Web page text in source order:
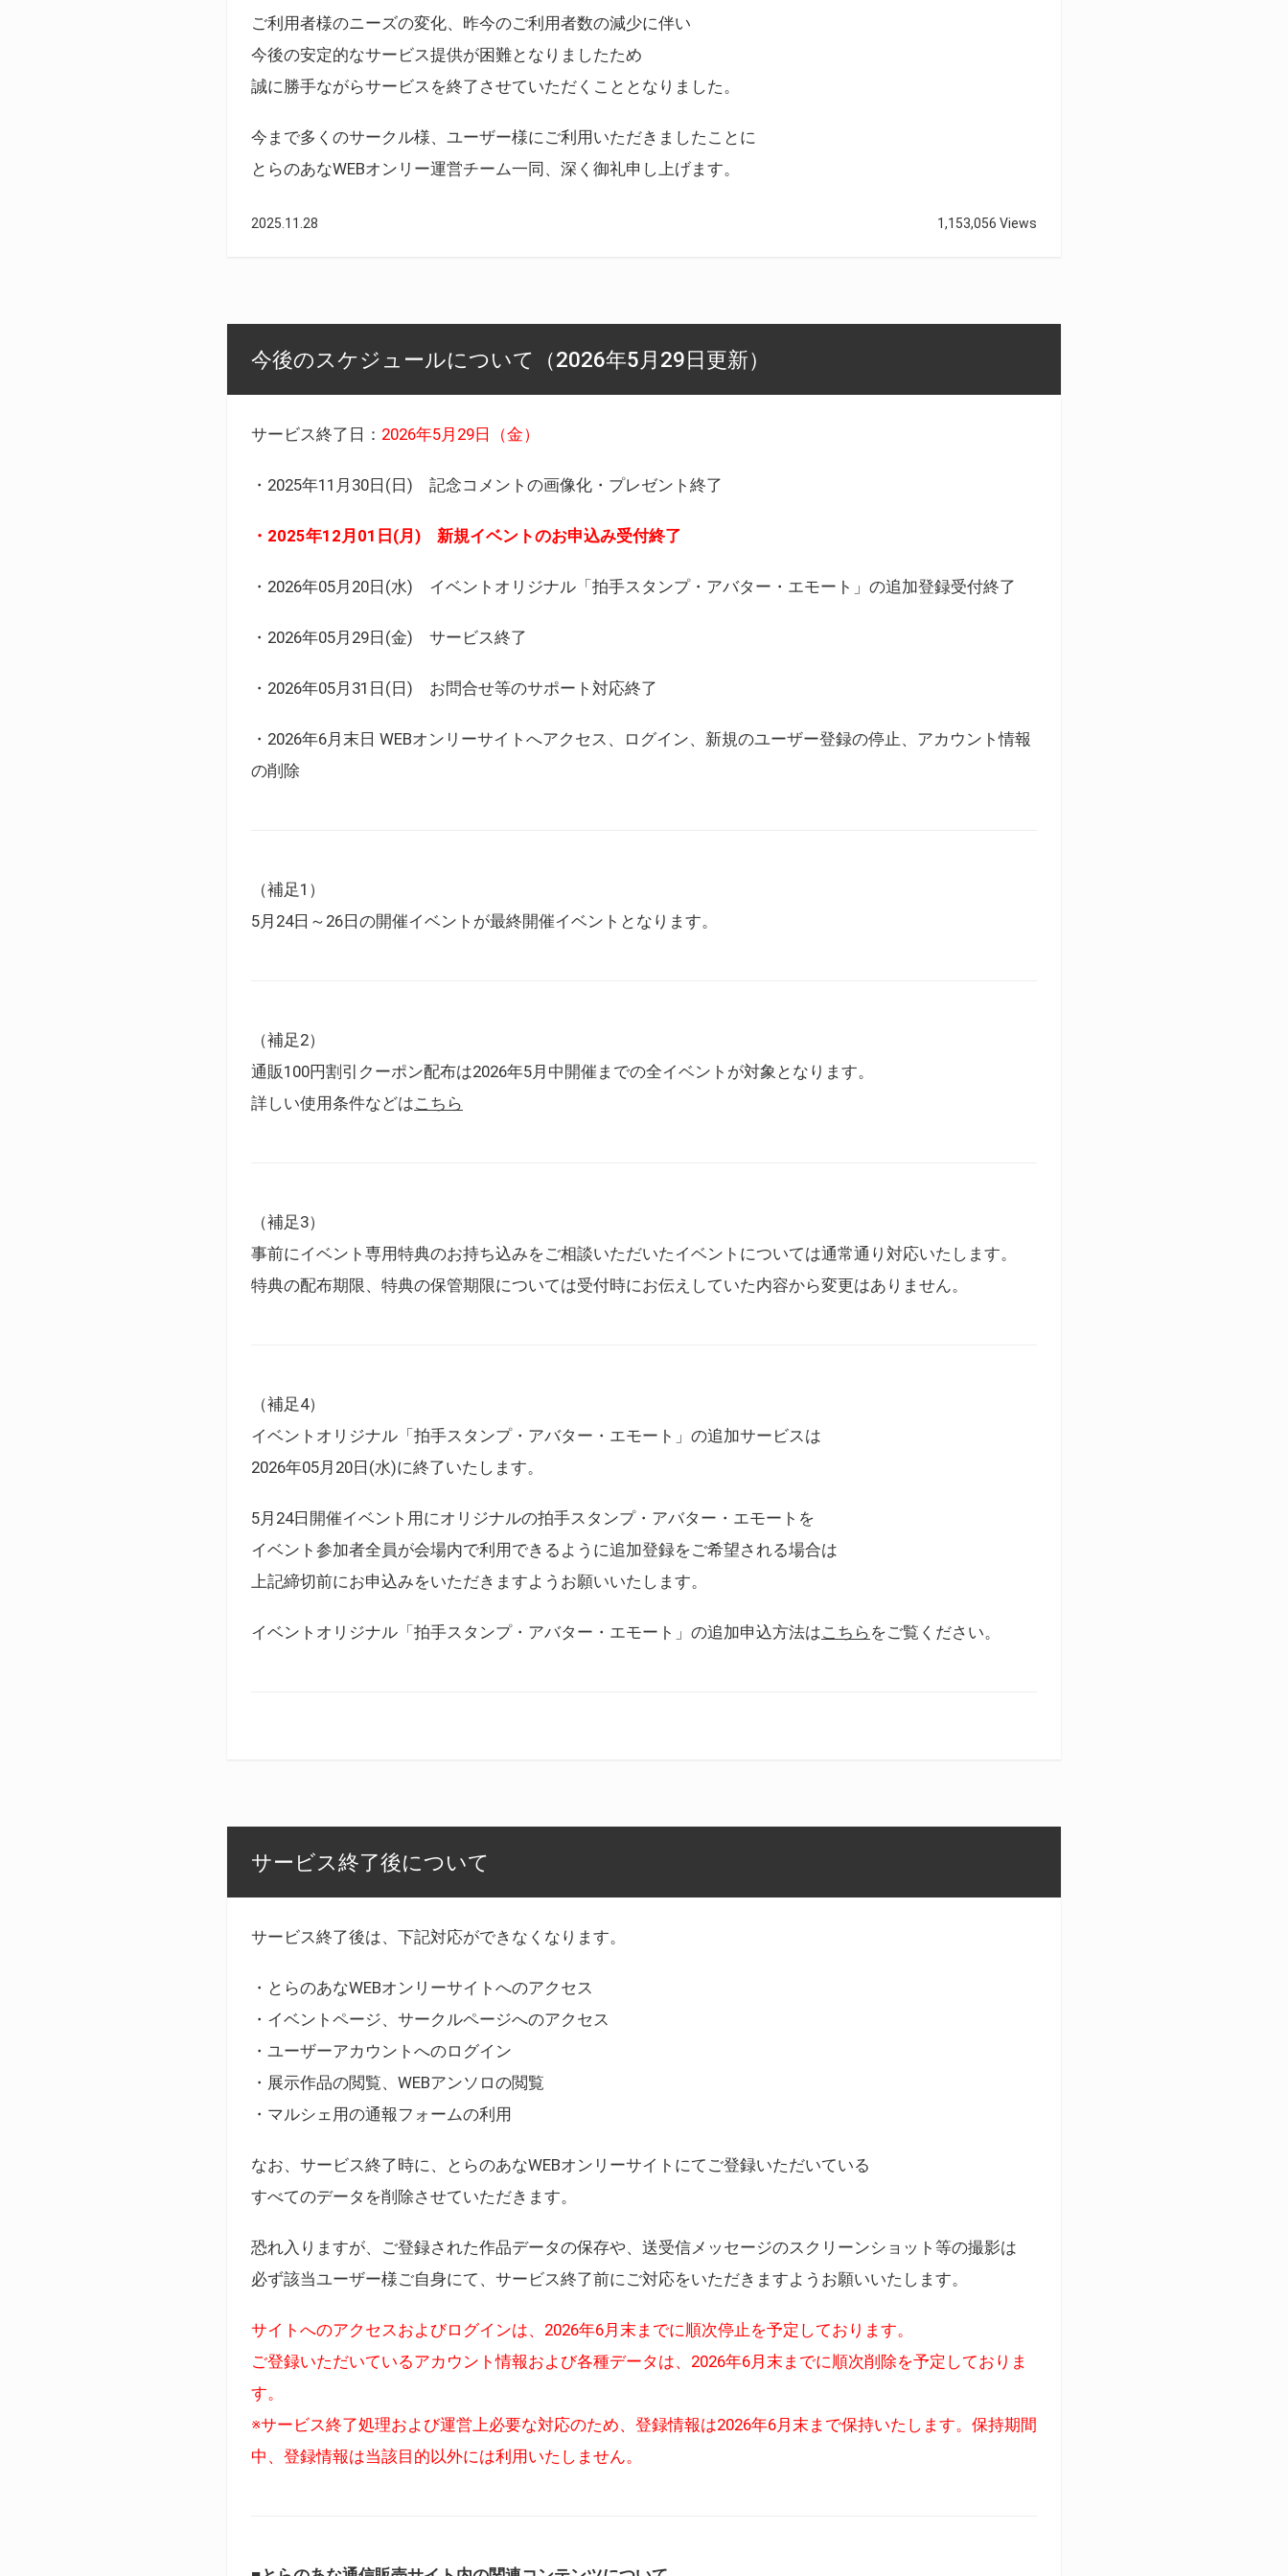
ご利用者様のニーズの変化、昨今のご利用者数の減少に伴い
今後の安定的なサービス提供が困難となりましたため
誠に勝手ながらサービスを終了させていただくこととなりました。
今まで多くのサークル様、ユーザー様にご利用いただきましたことに
とらのあなWEBオンリー運営チーム一同、深く御礼申し上げます。
2025.11.28 1,153,056 Views
今後のスケジュールについて（2026年5月29日更新）
サービス終了日： 2026年5月29日（金）
・2025年11月30日(日) 記念コメントの画像化・プレゼント終了
・2025年12月01日(月) 新規イベントのお申込み受付終了
・2026年05月20日(水) イベントオリジナル「拍手スタンプ・アバター・エモート」の追加登録受付終了
・2026年05月29日(金) サービス終了
・2026年05月31日(日) お問合せ等のサポート対応終了
・2026年6月末日 WEBオンリーサイトへアクセス、ログイン、新規のユーザー登録の停止、アカウント情報
の削除
（補足1）
5月24日～26日の開催イベントが最終開催イベントとなります。
（補足2）
通販100円割引クーポン配布は2026年5月中開催までの全イベントが対象となります。
詳しい使用条件などはこちら
（補足3）
事前にイベント専用特典のお持ち込みをご相談いただいたイベントについては通常通り対応いたします。
特典の配布期限、特典の保管期限については受付時にお伝えしていた内容から変更はありません。
（補足4）
イベントオリジナル「拍手スタンプ・アバター・エモート」の追加サービスは
2026年05月20日(水)に終了いたします。
5月24日開催イベント用にオリジナルの拍手スタンプ・アバター・エモートを
イベント参加者全員が会場内で利用できるように追加登録をご希望される場合は
上記締切前にお申込みをいただきますようお願いいたします。
イベントオリジナル「拍手スタンプ・アバター・エモート」の追加申込方法はこちら をご覧ください。
サービス終了後について
サービス終了後は、下記対応ができなくなります。
・とらのあなWEBオンリーサイトへのアクセス
・イベントページ、サークルページへのアクセス
・ユーザーアカウントへのログイン
・展示作品の閲覧、WEBアンソロの閲覧
・マルシェ用の通報フォームの利用
なお、サービス終了時に、とらのあなWEBオンリーサイトにてご登録いただいている
すべてのデータを削除させていただきます。
恐れ入りますが、ご登録された作品データの保存や、送受信メッセージのスクリーンショット等の撮影は
必ず該当ユーザー様ご自身にて、サービス終了前にご対応をいただきますようお願いいたします。
サイトへのアクセスおよびログインは、2026年6月末までに順次停止を予定しております。
ご登録いただいているアカウント情報および各種データは、2026年6月末までに順次削除を予定しておりま
す。
※サービス終了処理および運営上必要な対応のため、登録情報は2026年6月末まで保持いたします。保持期間
中、登録情報は当該目的以外には利用いたしません。